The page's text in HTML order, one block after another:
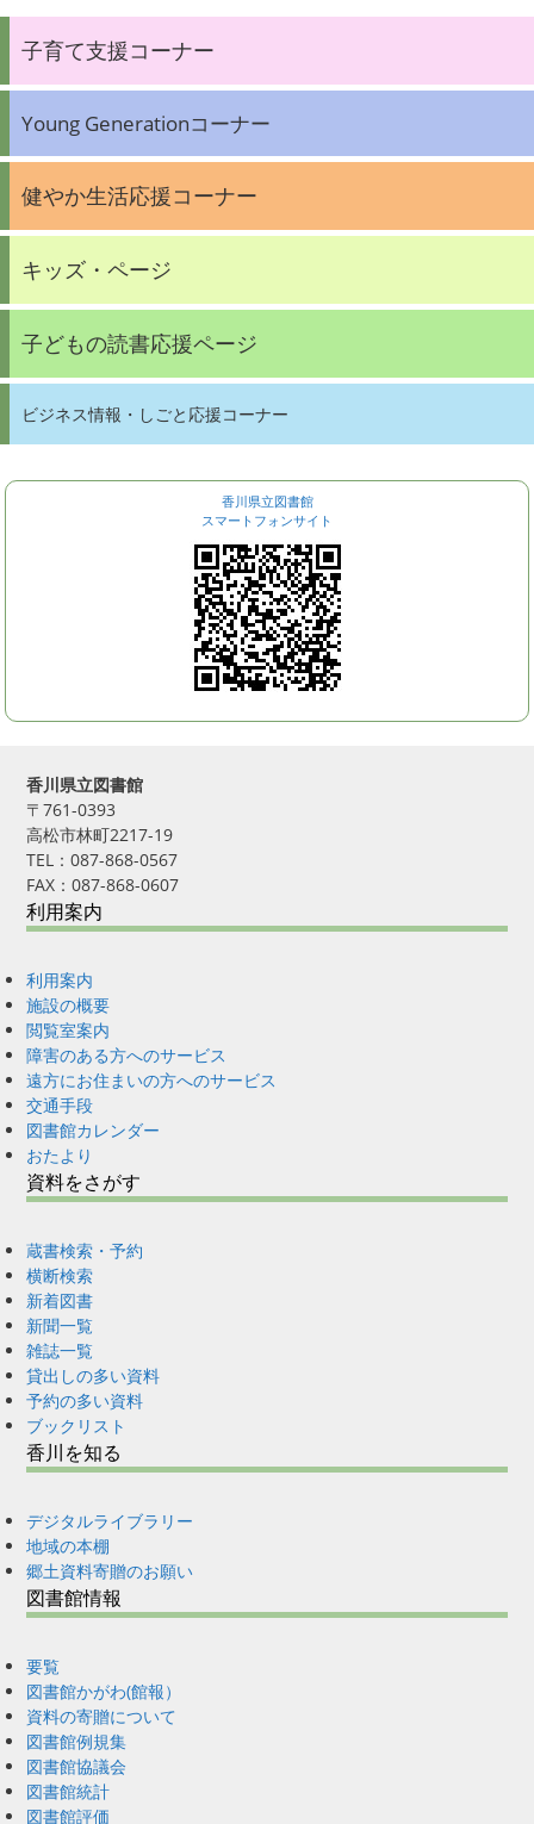
子育て支援コーナー
Young Generationコーナー
健やか生活応援コーナー
キッズ・ページ
子どもの読書応援ページ
ビジネス情報・しごと応援コーナー
香川県立図書館
スマートフォンサイト
香川県立図書館
〒761-0393
高松市林町2217-19
TEL：087-868-0567
FAX：087-868-0607
利用案内
利用案内
施設の概要
閲覧室案内
障害のある方へのサービス
遠方にお住まいの方へのサービス
交通手段
図書館カレンダー
おたより
資料をさがす
蔵書検索・予約
横断検索
新着図書
新聞一覧
雑誌一覧
貸出しの多い資料
予約の多い資料
ブックリスト
香川を知る
デジタルライブラリー
地域の本棚
郷土資料寄贈のお願い
図書館情報
要覧
図書館かがわ(館報）
資料の寄贈について
図書館例規集
図書館協議会
図書館統計
図書館評価